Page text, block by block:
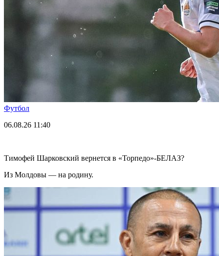
Футбол
06.08.26 11:40
Тимофей Шарковский вернется в «Торпедо»-БЕЛАЗ?
Из Молдовы — на родину.